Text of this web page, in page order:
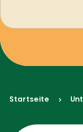
Startseite